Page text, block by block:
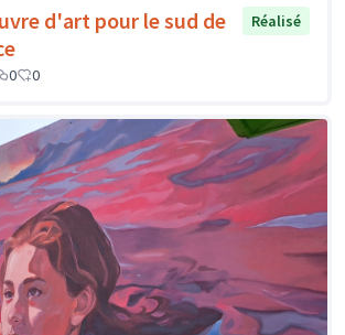
d'art pour le sud de
Réalisé
0 0